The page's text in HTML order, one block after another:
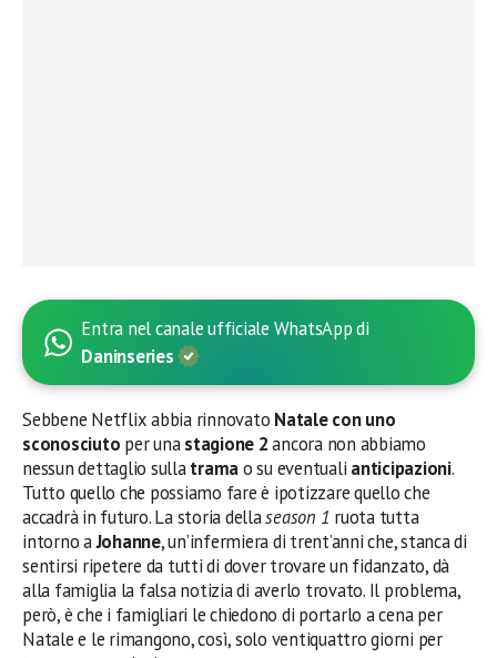
Entra nel canale ufficiale WhatsApp di
Daninseries
Sebbene Netflix abbia rinnovato Natale con uno
sconosciuto per unastagione 2ancora non abbiamo
nessun dettaglio sullatramao su eventuali anticipazioni.
Tutto quello che possiamo fare è ipotizzare quello che
accadrà in futuro. La storia dellaseason 1 ruota tutta
intorno aJohanne, un’infermiera di trent’anni che, stanca di
sentirsi ripetere da tutti di dover trovare un fidanzato, dà
alla famiglia la falsa notizia di averlo trovato. Il problema,
però, è che i famigliari le chiedono di portarlo a cena per
Natale e le rimangono, così, solo ventiquattro giorni per